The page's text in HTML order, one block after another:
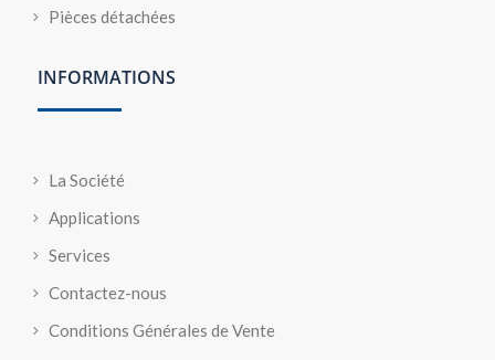
Pièces détachées
INFORMATIONS
La Société
Applications
Services
Contactez-nous
Conditions Générales de Vente